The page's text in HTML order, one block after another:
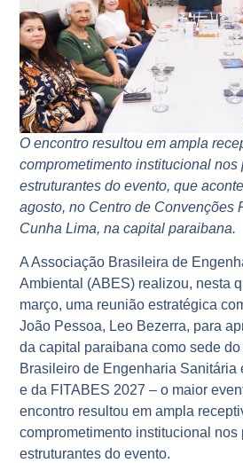
O encontro resultou em ampla
comprometimento institucional
estruturantes do evento, que
agosto, no Centro de Convenções
Cunha Lima, na capital paraibana.
A Associação Brasileira de
Ambiental (ABES) realizou, nesta
março, uma reunião estratégica
João Pessoa, Leo Bezerra, para
da capital paraibana como sede
Brasileiro de Engenharia Sanitária
e da FITABES 2027 – o maior
encontro resultou em ampla
comprometimento institucional
estruturantes do evento.